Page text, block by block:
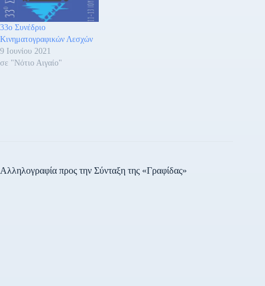
33ο Συνέδριο
Κινηματογραφικών Λεσχών
9 Ιουνίου 2021
σε "Νότιο Αιγαίο"
Αλληλογραφία προς την Σύνταξη της «Γραφίδας»